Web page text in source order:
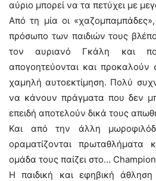
αύριο μπορεί να τα πετύχει με
Από τη μία οι
πρόσωπο των παιδιών τους
τον αυριανό Γκάλη και
απογοητεύονται και προκαλούν
χαμηλή αυτοεκτίμηση. Πολύ
να κάνουν πράγματα που δεν
επειδή αποτελούν δικά τους
Και από την άλλη
οραματίζονται
ομάδα τους παίζει στο…
Η παιδική και εφηβική άθληση